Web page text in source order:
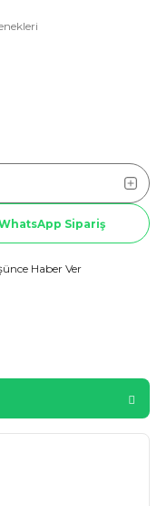
Sipariş
Haber Ver